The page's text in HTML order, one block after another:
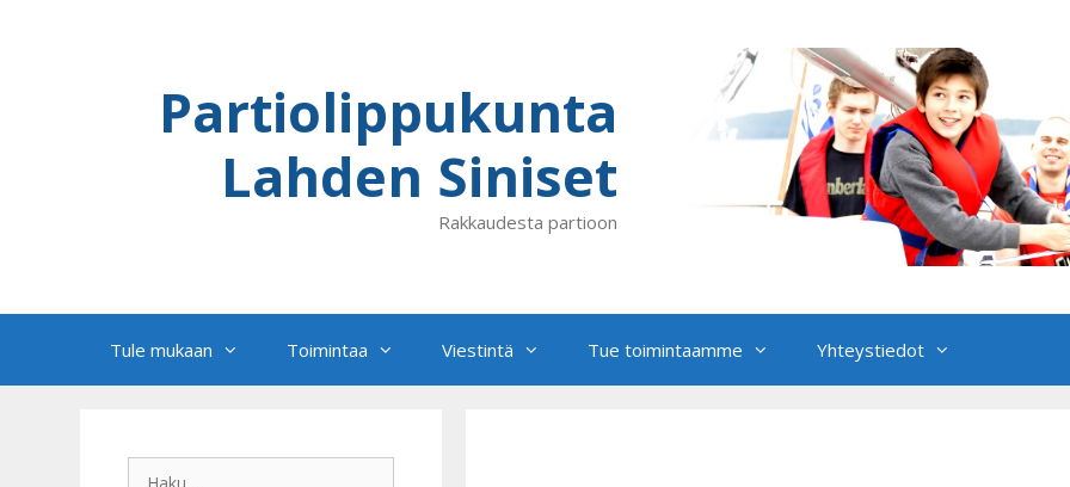
Partiolippukunta
Lahden Siniset
Rakkaudesta partioon
Tule mukaan Toimintaa Viestintä Tue toimintaamme Yhteystiedot
Haku: